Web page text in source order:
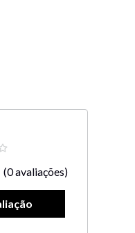
(0 avaliações)